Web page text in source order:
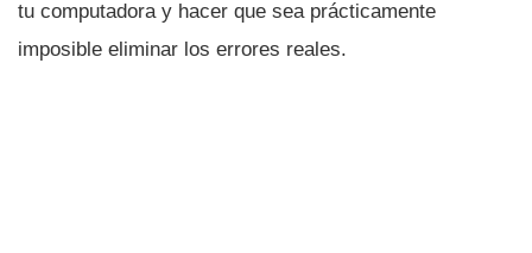
tu computadora y hacer que sea prácticamente
imposible eliminar los errores reales.